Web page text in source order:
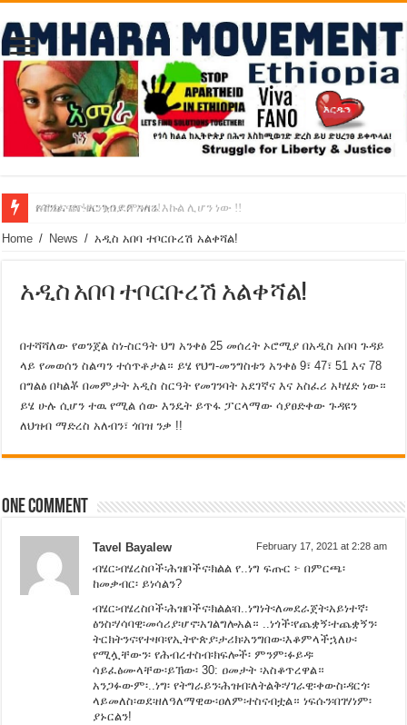
የባንክና የጥቁር ገብያ ምንዛሬ እኩል ሊሆን ነው !!
አሸንፈናል ! እንኳን ደስ አለን!
Home / News / አዲስ አበባ ተቦርቡረሽ አልቀሻል!
አዲስ አበባ ተቦርቡረሽ አልቀሻል!
በተሻሻለው የወንጀል ስነ-ስርዓት ህግ አንቀፅ 25 መሰረት ኦሮሚያ በአዲስ አበባ ጉዳይ
ላይ የመወሰን ስልጣን ተሰጥቶታል። ይሄ የህግ-መንግስቱን አንቀፅ 9፣ 47፣ 51 እና 78
በግልፅ በካልቾ በመምታት አዲስ ስርዓት የመገንባት አደገኛና እና አስፈሪ አካሄድ ነው።
ይሄ ሁሉ ሲሆን ተዉ የሚል ሰው እንዴት ይጥፋ ፓርላማው ሳያፀድቀው ጉዳዩን
ለህዝብ ማድረስ አለብን፣ ጎበዝ ንቃ !!
One comment
Tavel Bayalew February 17, 2021 at 2:28 am
ብሄር፡ብሄረስቦች፡ሕዝቦችና፡ክልል የ..ነግ ፍጡር ፦ በምርጫ፡
ከመቃብር፡ ይነሳልን?
ብሄር፡ብሄረስቦች፡ሕዝቦችና፡ክልል፡በ..ነግነት፡ለመደራጀት፡አይነተኛ፡
ፅንስ፡ሃሳባዊ፡መሳሪያ፡ሆኖ፡አገልግሎአል። ..ነጎች፡የጨቋኝ፡ተጨቋኝን፡
ትርክትንና፡የተዛባ፡የኢትዮጵያ፡ታሪክ፡አንግበው፡እቆምላችኋለሁ፡
የሚሏቸውን፡ የሕብረተስብ፡ክፍሎች፡ ምንም፡ፉይዳ፡
ሳይፈፅሙላቸው፡ይኽው፡ 30: ዐመታት ፡አስቆጥረዋል።
አንጋፉውም፡..ነግ፡ የትግራይን፡ሕዝብ፡ለትልቅ፡ሃገራዊ፡ቀውስ፡ዳርጎ፡
ላይመለስ፡ወደ፡ዘለዓለማዊው፡ዐለም፡ተስናብቷል። ነፍሱን፡በገሃነም፡
ያኑርልን!